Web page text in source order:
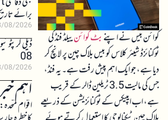
کوائن بیس نے اپنےبٹ کوائنییلڈ فنڈ کی
ٹوکنائزڈ شیئر کلاس کو بیس بلاک چین پر لانچ کر
دیا ہے، جو ایک اہم پیش رفت ہے۔ یہ فنڈ،
جس کی مالیت 3.5 ٹریلین ڈالر کے قریب
ہے، اب ایپیکس کے ٹوکنائزیشن کے ذریعے
برائے تاریخ 2026-
08/2026
08
08/2026
اہم
اقوام